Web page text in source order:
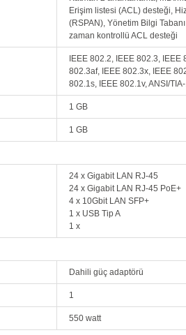
Erişim listesi (ACL) desteği,
(RSPAN), Yönetim Bilgi
zaman kontrollü ACL desteği
IEEE 802.2, IEEE 802.3,
802.3af, IEEE 802.3x, IEEE
802.1s, IEEE 802.1v, ANSI/
1 GB
1 GB
24 x Gigabit LAN RJ-45
24 x Gigabit LAN RJ-45 PoE+
4 x 10Gbit LAN SFP+
1 x USB Tip A
1 x
Dahili güç adaptörü
1
550 watt